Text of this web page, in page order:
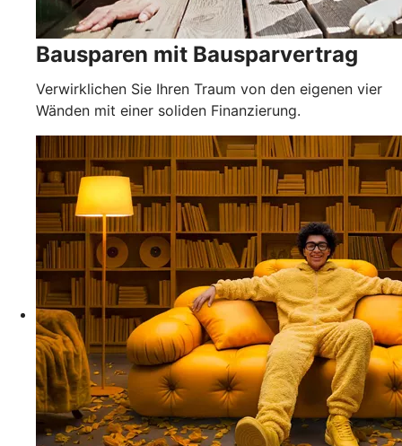
Bausparen mit Bausparvertrag
Verwirklichen Sie Ihren Traum von den eigenen vier
Wänden mit einer soliden Finanzierung.